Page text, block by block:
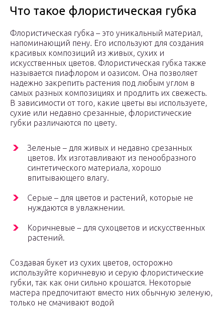
Что такое флористическая губка
Флористическая губка – это уникальный материал,
напоминающий пену. Его используют для создания
красивых композиций из живых, сухих и
искусственных цветов. Флористическая губка также
называется пиафлором и оазисом. Она позволяет
надежно закрепить растения под любым углом в
самых разных композициях и продлить их свежесть.
В зависимости от того, какие цветы вы используете,
сухие или недавно срезанные, флористические
губки различаются по цвету.
Зеленые – для живых и недавно срезанных
цветов. Их изготавливают из пенообразного
синтетического материала, хорошо
впитывающего влагу.
Серые – для цветов и растений, которые не
нуждаются в увлажнении.
Коричневые – для сухоцветов и искусственных
растений.
Создавая букет из сухих цветов, осторожно
используйте коричневую и серую флористические
губки, так как они сильно крошатся. Некоторые
мастера предпочитают вместо них обычную зеленую,
только не смачивают водой